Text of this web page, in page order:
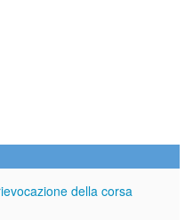
della corsa